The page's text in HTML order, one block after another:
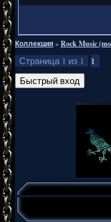
Коллекция»Rock Music
Страница 1 из 1 1